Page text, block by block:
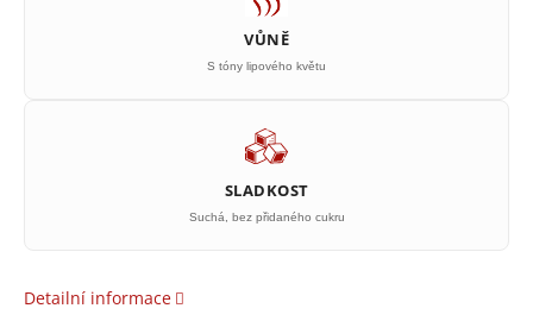
VŮNĚ
S tóny lipového květu
SLADKOST
Suchá, bez přidaného cukru
Detailní informace